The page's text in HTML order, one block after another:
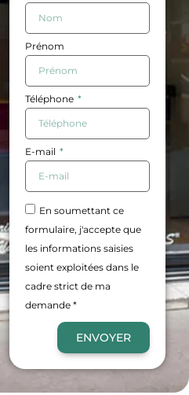
Prénom
Téléphone
E-mail
En soumettant ce
formulaire, j'accepte que
les informations saisies
soient exploitées dans le
cadre strict de ma
demande *
ENVOYER